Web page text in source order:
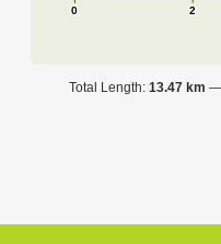
0 2
Total Length: 13.47 km